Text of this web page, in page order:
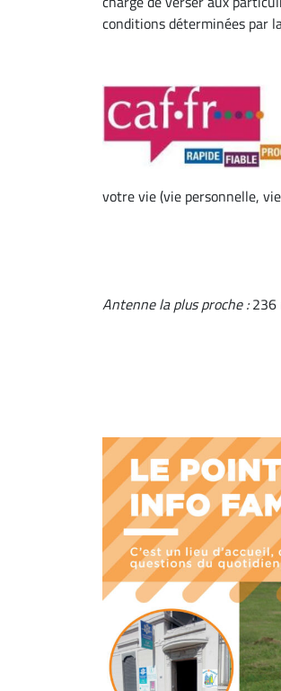
conditions déterminées par
votre vie (vie personnelle,
Antenne la plus proche :236